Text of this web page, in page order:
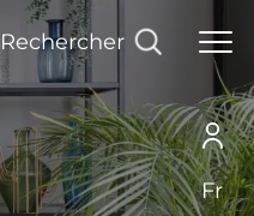
Fr
Rechercher